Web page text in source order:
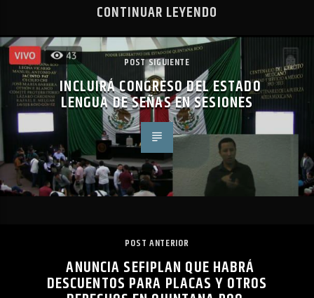
CONTINUAR LEYENDO
POST SIGUIENTE
INCLUIRÁ CONGRESO DEL ESTADO
LENGUA DE SEÑAS EN SESIONES
POST ANTERIOR
ANUNCIA SEFIPLAN QUE HABRÁ
DESCUENTOS PARA PLACAS Y OTROS